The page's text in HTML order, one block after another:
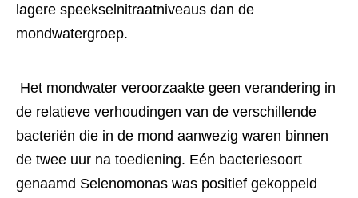
lagere speekselnitraatniveaus dan de
mondwatergroep.
de relatieve verhoudingen van de verschillende
bacteriën die in de mond aanwezig waren binnen
de twee uur na toediening. Eén bacteriesoort
genaamd Selenomonas was positief gekoppeld